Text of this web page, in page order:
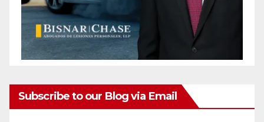
Subscribe to our Blog via Email